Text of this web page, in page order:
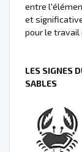
entre
et
pour le
LES SIGNES
SABLES